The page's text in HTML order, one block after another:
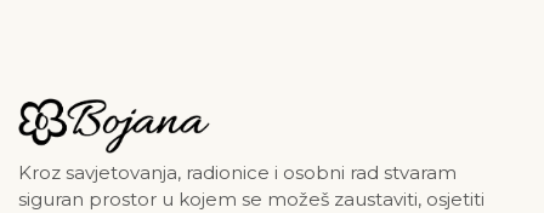
Kroz savjetovanja, radionice i osobni rad stvaram
siguran prostor u kojem se možeš zaustaviti, osjetiti